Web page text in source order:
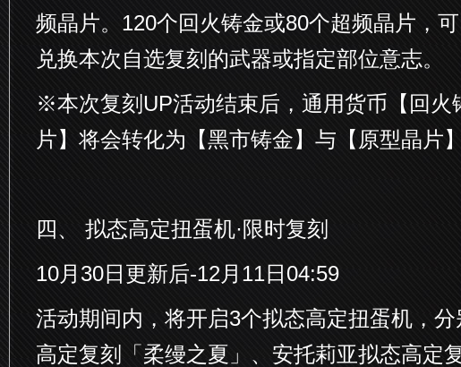
频晶片。120个回火铸金或80个超频晶片，
兑换本次自选复刻的武器或指定部位意志。
※本次复刻UP活动结束后，通用货币【回火
片】将会转化为【黑市铸金】与【原型晶片】
四、 拟态高定扭蛋机·限时复刻
10月30日更新后-12月11日04:59
活动期间内，将开启3个拟态高定扭蛋机，
高定复刻「柔缦之夏」、安托莉亚拟态高定